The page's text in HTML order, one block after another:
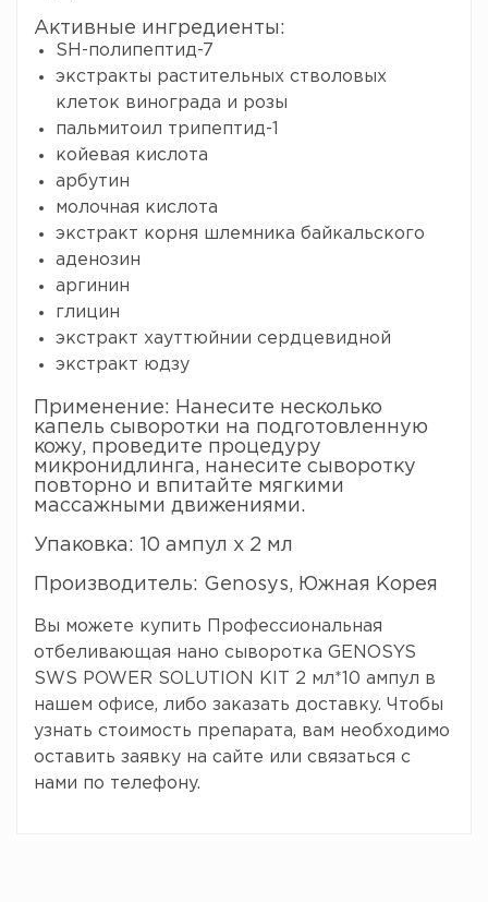
Активные ингредиенты:
SH-полипептид-7
экстракты растительных стволовых
клеток винограда и розы
пальмитоил трипептид-1
койевая кислота
арбутин
молочная кислота
экстракт корня шлемника байкальского
аденозин
аргинин
глицин
экстракт хауттюйнии сердцевидной
экстракт юдзу
Применение: Нанесите несколько
капель сыворотки на подготовленную
кожу, проведите процедуру
микронидлинга, нанесите сыворотку
повторно и впитайте мягкими
массажными движениями.
Упаковка: 10 ампул х 2 мл
Производитель: Genosys, Южная Корея
Вы можете купить Профессиональная
отбеливающая нано сыворотка GENOSYS
SWS POWER SOLUTION KIT 2 мл*10 ампул в
нашем офисе, либо заказать доставку. Чтобы
узнать стоимость препарата, вам необходимо
оставить заявку на сайте или связаться с
нами по телефону.